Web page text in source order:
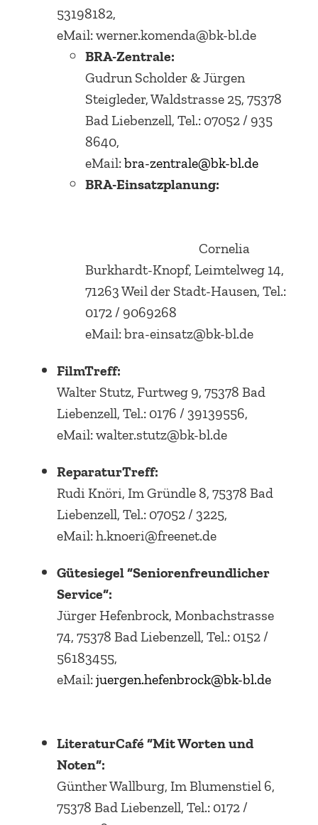
53198182,
eMail: werner.komenda@bk-bl.de
BRA-Zentrale:
Gudrun Scholder & Jürgen
Steigleder, Waldstrasse 25, 75378
Bad Liebenzell, Tel.: 07052 / 935
8640,
eMail:bra-zentrale@bk-bl.de
BRA-Einsatzplanung:
Cornelia
Burkhardt-Knopf, Leimtelweg 14,
71263 Weil der Stadt-Hausen, Tel.:
0172 / 9069268
eMail: bra-einsatz@bk-bl.de
FilmTreff:
Walter Stutz, Furtweg 9, 75378 Bad
Liebenzell, Tel.: 0176 / 39139556,
eMail: walter.stutz@bk-bl.de
ReparaturTreff:
Rudi Knöri, Im Gründle 8, 75378 Bad
Liebenzell, Tel.: 07052 / 3225,
eMail: h.knoeri@freenet.de
Gütesiegel “Seniorenfreundlicher
Service“:
Jürger Hefenbrock, Monbachstrasse
74, 75378 Bad Liebenzell, Tel.: 0152 /
56183455,
eMail:juergen.hefenbrock@bk-bl.de
LiteraturCafé “Mit Worten und
Noten“:
Günther Wallburg, Im Blumenstiel 6,
75378 Bad Liebenzell, Tel.: 0172 /